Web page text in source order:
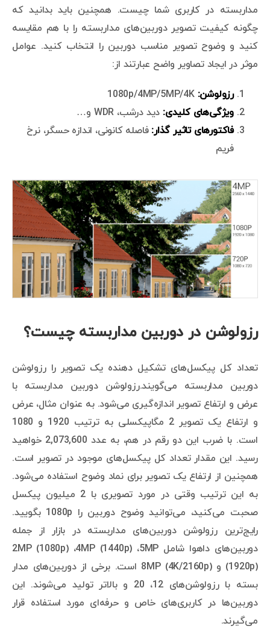
مداربسته در کاربری شما چیست. همچنین باید بدانید که
چگونه کیفیت تصویر دوربین‌های مداربسته را با هم مقایسه
کنید و وضوح تصویر مناسب دوربین را انتخاب کنید. عوامل
موثر در ایجاد تصاویر واضح عبارتند از:
رزولوشن: 1080p/4MP/5MP/4K
ویژگی‌های کلیدی: دید درشب، WDR و…
فاکتورهای تاثیر گذار: فاصله کانونی، اندازه حسگر، نرخ
فریم
رزولوشن در دوربین مداربسته چیست؟
تعداد کل پیکسل‌های تشکیل دهنده یک تصویر را رزولوشن
دوربین مداربسته می‌گویند.رزولوشن دوربین مداربسته با
عرض و ارتفاع تصویر اندازه‌گیری می‌شود. به عنوان مثال، عرض
و ارتفاع یک تصویر 2 مگاپیکسلی به ترتیب 1920 و 1080
است. با ضرب این دو رقم در هم، به عدد 2,073,600 خواهید
رسید. این مقدار تعداد کل پیکسل‌های موجود در تصویر است.
همچنین از ارتفاع یک تصویر برای نماد وضوح استفاده می‌شود.
به این ترتیب وقتی در مورد تصویری با 2 میلیون پیکسل
صحبت می‌کنید، می‌توانید وضوح دوربین را 1080p بگویید.
رایج‌ترین رزولوشن دوربین‌های مداربسته در بازار از جمله
دوربین‌های داهوا شامل 2MP (1080p) ،4MP (1440p) ،5MP
(1920p) و 8MP (4K/2160p) است. برخی از دوربین‌های مدار
بسته با رزولوشن‌های 12، 20 و بالاتر تولید می‌شوند. این
دوربین‌ها در کاربری‌های خاص و حرفه‌ای مورد استفاده قرار
می‌گیرند.